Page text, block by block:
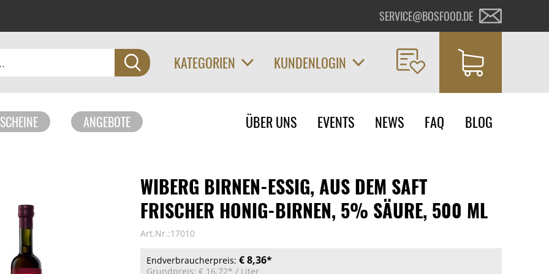
SERVICE@BOSFOOD.DE
KATEGORIEN KUNDENLOGIN
ANGEBOTE
Navigation
überspringen
ÜBER UNS EVENTS NEWS FAQ BLOG
WIBERG BIRNEN-ESSIG, AUS DEM SAFT
FRISCHER HONIG-BIRNEN, 5% SÄURE, 500 ML
Art.Nr.:17010
Endverbraucherpreis: € 8,36*
Grundpreis: € 16,72* / Liter